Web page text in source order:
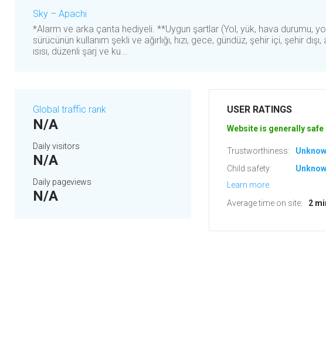
Sky – Apachi
*Alarm ve arka çanta hediyeli. **Uygun şartlar (Yol, yük, hava durumu,
sürücünün kullanım şekli ve ağırlığı, hızı, gece, gündüz, şehir içi, şehir
ısısı, düzenli şarj ve ku...
Global traffic rank
N/A
Daily visitors
N/A
Daily pageviews
N/A
USER RATINGS
Website is generally safe
Trustworthiness:
Child safety:
Learn more
Average time on site:
2